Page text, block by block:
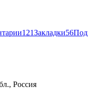
121Закладки56
Россия